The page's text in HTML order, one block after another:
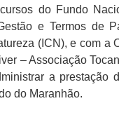
do Fundo
e Termos de
(ICN), e com a
– Associação
a prestação
do Maranhão.